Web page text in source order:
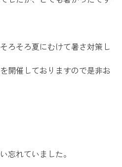
ろそろ夏にむけて暑さ対策し
開催しておりますので是非お
忘れていました。